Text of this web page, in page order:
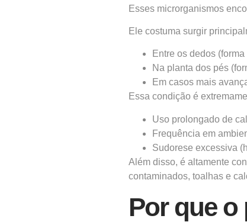
Esses microrganismos
Ele costuma surgir
Entre os dedos
Na planta dos pés
Em casos mais
Essa condição é
Uso prolongado de
Frequência em
Sudorese excessiva
Além disso, é altamente
contaminados, toalhas e
Por que o